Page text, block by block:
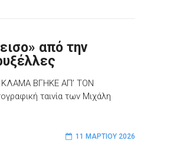
από την
ΚΛΑΜΑ ΒΓΗΚΕ ΑΠ’ ΤΟΝ
ταινία των Μιχάλη
11 ΜΑΡΤΊΟΥ 2026